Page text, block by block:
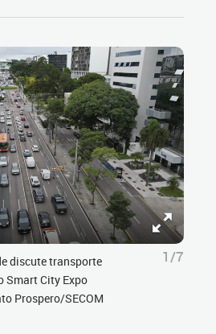
discute transporte
Smart City Expo
Prospero/SECOM
1/7